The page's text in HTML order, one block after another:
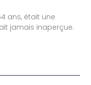
ans, était une
jamais inaperçue.